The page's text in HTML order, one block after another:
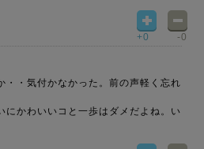
+0 -0
・・気付かなかった。前の声軽く忘れ
にかわいいコと一歩はダメだよね。い